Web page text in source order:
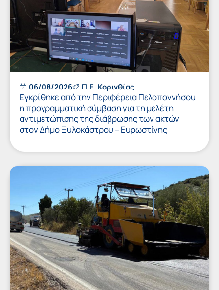
06/08/2026 Π.Ε. Κορινθίας
Εγκρίθηκε από την Περιφέρεια Πελοποννήσου
η προγραμματική σύμβαση για τη μελέτη
αντιμετώπισης της διάβρωσης των ακτών
στον Δήμο Ξυλοκάστρου – Ευρωστίνης